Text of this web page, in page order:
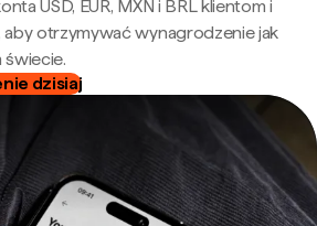
USD, EUR, MXN i BRL klientom i
otrzymywać wynagrodzenie jak
świecie.
dzisiaj